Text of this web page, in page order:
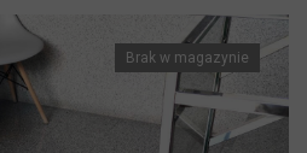
Brak w magazynie